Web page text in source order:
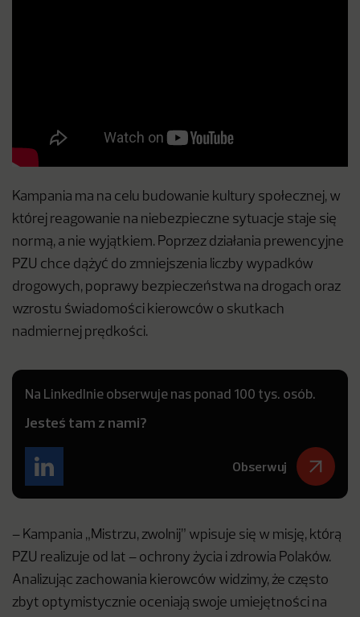
Kampania ma na celu budowanie kultury społecznej, w
której reagowanie na niebezpieczne sytuacje staje się
normą, a nie wyjątkiem. Poprzez działania prewencyjne
PZU chce dążyć do zmniejszenia liczby wypadków
drogowych, poprawy bezpieczeństwa na drogach oraz
wzrostu świadomości kierowców o skutkach
nadmiernej prędkości.
Na LinkedInie obserwuje nas ponad 100 tys. osób.
Jesteś tam z nami?
Obserwuj
– Kampania „Mistrzu, zwolnij” wpisuje się w misję, którą
PZU realizuje od lat – ochrony życia i zdrowia Polaków.
Analizując zachowania kierowców widzimy, że często
zbyt optymistycznie oceniają swoje umiejętności na